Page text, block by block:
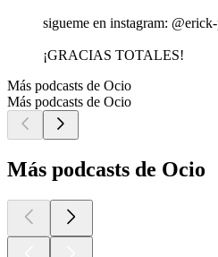
sigueme en instagram:
¡GRACIAS TOTALES!
Más podcasts de Ocio
Más podcasts de Ocio
Más podcasts de Ocio